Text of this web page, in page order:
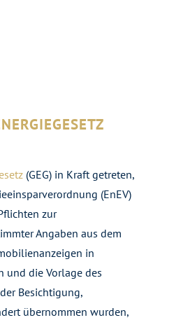
(GEG) in Kraft getreten,
(EnEV)
zur
Angaben aus dem
in
und die Vorlage des
Besichtigung,
übernommen wurden,